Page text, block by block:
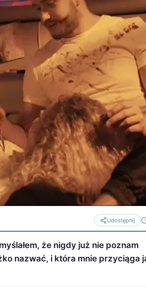
Udostępnij
że nigdy już nie poznam
nazwać, i która mnie przyciąga